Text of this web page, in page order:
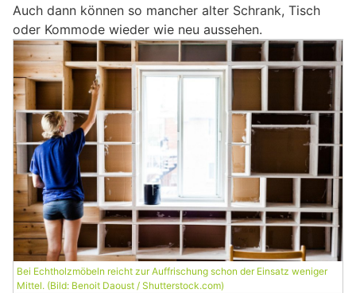
Auch dann können so mancher alter Schrank, Tisch
oder Kommode wieder wie neu aussehen.
Bei Echtholzmöbeln reicht zur Auffrischung schon der Einsatz weniger
Mittel. (Bild: Benoit Daoust / Shutterstock.com)